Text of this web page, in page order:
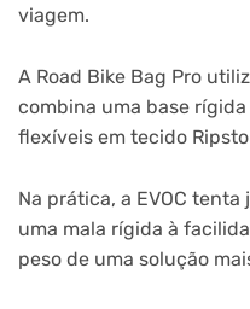
viagem.
A Road Bike Bag Pro
combina uma base
flexíveis em tecido
Na prática, a EVOC
uma mala rígida à
peso de uma solução